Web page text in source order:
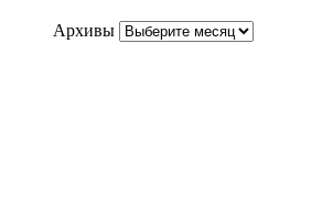
Архивы